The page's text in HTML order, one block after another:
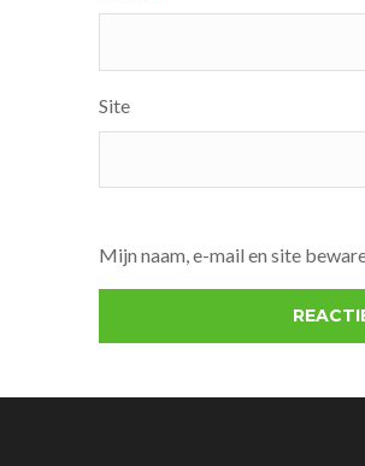
Site
Mijn naam, e-mail en site